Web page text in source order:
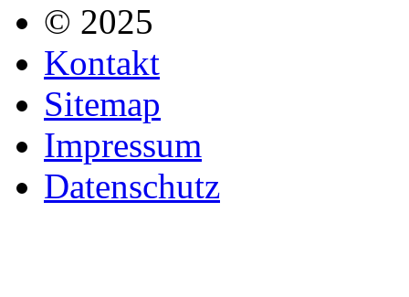
© 2025
Kontakt
Sitemap
Impressum
Datenschutz